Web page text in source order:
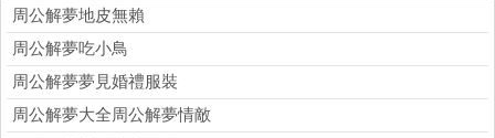
周公解夢地皮無賴
周公解夢吃小鳥
周公解夢夢見婚禮服裝
周公解夢大全周公解夢情敵